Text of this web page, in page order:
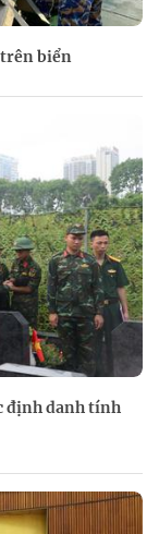
trên biển
định danh tính